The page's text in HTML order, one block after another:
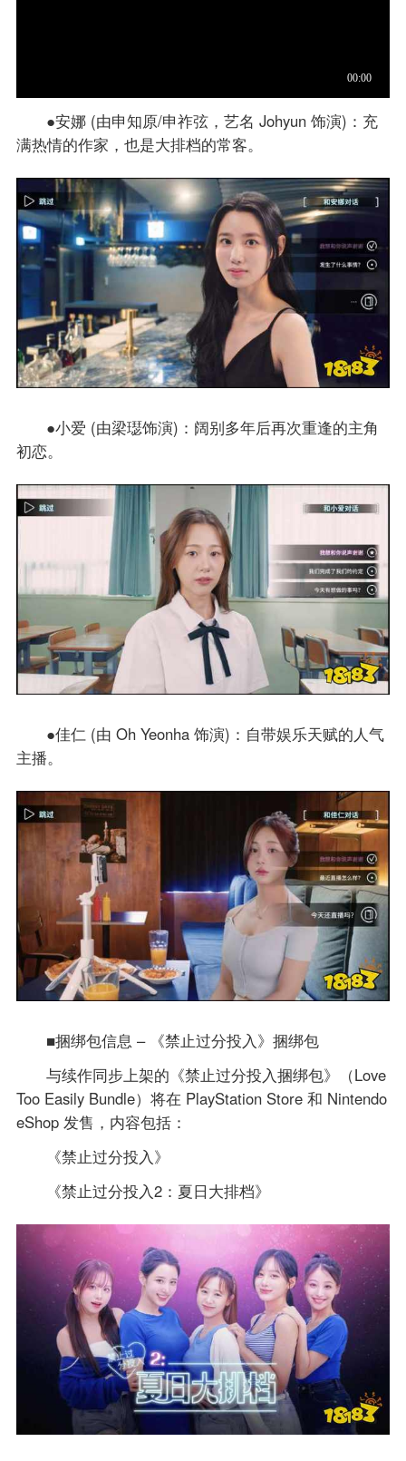
●安娜 (由申知原/申祚弦，艺名 Johyun 饰演)：充
满热情的作家，也是大排档的常客。
●小爱 (由梁璱饰演)：阔别多年后再次重逢的主角
初恋。
●佳仁 (由 Oh Yeonha 饰演)：自带娱乐天赋的人气
主播。
■捆绑包信息 – 《禁止过分投入》捆绑包
与续作同步上架的《禁止过分投入捆绑包》（Love
Too Easily Bundle）将在 PlayStation Store 和 Nintendo
eShop 发售，内容包括：
《禁止过分投入》
《禁止过分投入2：夏日大排档》